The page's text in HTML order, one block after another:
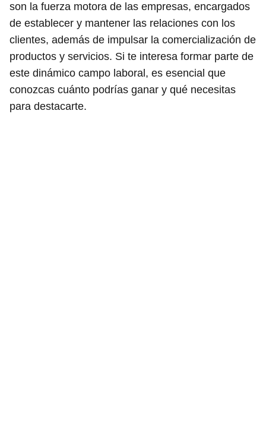
son la fuerza motora de las empresas, encargados
de establecer y mantener las relaciones con los
clientes, además de impulsar la comercialización de
productos y servicios. Si te interesa formar parte de
este dinámico campo laboral, es esencial que
conozcas cuánto podrías ganar y qué necesitas
para destacarte.